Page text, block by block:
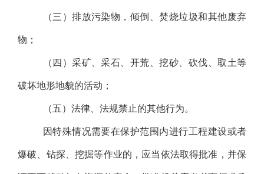
（三）排放污染物，倾倒、焚烧垃圾和其他废弃
物；
（四）采矿、采石、开荒、挖砂、砍伐、取土等
破坏地形地貌的活动；
（五）法律、法规禁止的其他行为。
因特殊情况需要在保护范围内进行工程建设或者
爆破、钻探、挖掘等作业的，应当依法取得批准，并保